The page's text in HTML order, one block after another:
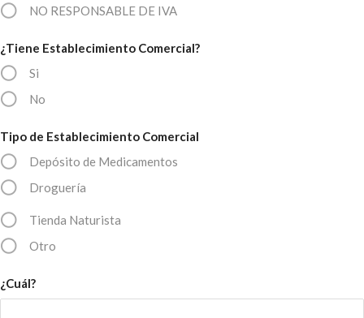
NO RESPONSABLE DE IVA
¿Tiene Establecimiento Comercial?
Si
No
Tipo de Establecimiento Comercial
Depósito de Medicamentos
Droguería
Tienda Naturista
Otro
¿Cuál?